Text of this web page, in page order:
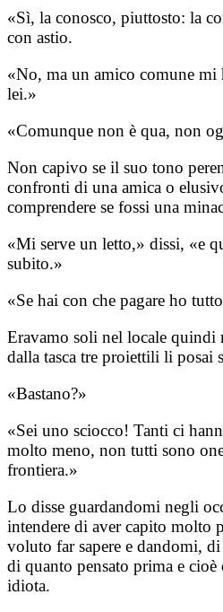
«Sì, la conosco, piuttosto: la
con astio.
«No, ma un amico comune mi
lei.»
«Comunque non è qua, non
Non capivo se il suo tono
confronti di una amica o
comprendere se fossi una
«Mi serve un letto,» dissi, «e
subito.»
«Se hai con che pagare ho
Eravamo soli nel locale
dalla tasca tre proiettili li posai
«Bastano?»
«Sei uno sciocco! Tanti ci
molto meno, non tutti sono
frontiera.»
Lo disse guardandomi negli
intendere di aver capito molto
voluto far sapere e dandomi, di
di quanto pensato prima e cioè
idiota.